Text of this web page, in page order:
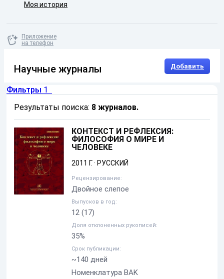
Моя история
Приложение
на телефон
Научные журналы Добавить
Фильтры 1
Результаты поиска: 8 журналов.
КОНТЕКСТ И РЕФЛЕКСИЯ:
ФИЛОСОФИЯ О МИРЕ И
ЧЕЛОВЕКЕ
2011 Г.· РУССКИЙ
Рецензирование:
Двойное слепое
Выпусков в год:
12 (17)
Доля отклоненных рукописей:
35%
Срок публикации:
~140 дней
Номенклатура BAK